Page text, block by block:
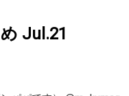
Jul.21